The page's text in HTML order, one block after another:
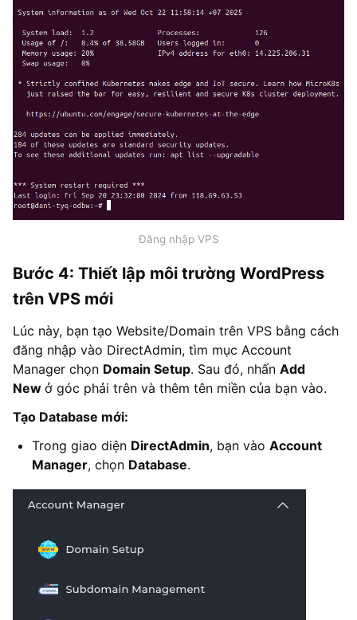
Đăng nhập VPS
Bước 4: Thiết lập môi trường WordPress
trên VPS mới
Lúc này, bạn tạo Website/Domain trên VPS bằng cách
đăng nhập vào DirectAdmin, tìm mục Account
Manager chọn Domain Setup. Sau đó, nhấn Add
New ở góc phải trên và thêm tên miền của bạn vào.
Tạo Database mới:
Trong giao diện DirectAdmin, bạn vào Account
Manager, chọn Database.